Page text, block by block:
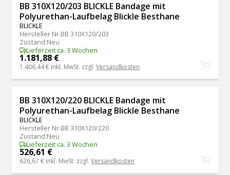
BB 310X120/203 BLICKLE Bandage mit
Polyurethan-Laufbelag Blickle Besthane
BLICKLE
Hersteller Nr.BB 310X120/203
Zustand:Neu
Lieferzeit ca. 3 Wochen
1.181,88 €
1.406,44 € inkl. MwSt. zzgl.Versandkosten
BB 310X120/220 BLICKLE Bandage mit
Polyurethan-Laufbelag Blickle Besthane
BLICKLE
Hersteller Nr.BB 310X120/220
Zustand:Neu
Lieferzeit ca. 3 Wochen
526,61 €
626,67 € inkl. MwSt. zzgl.Versandkosten